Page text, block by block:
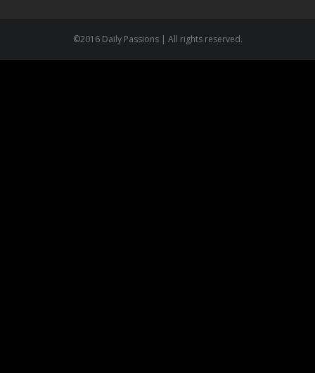
©2016 Daily Passions | All rights reserved.